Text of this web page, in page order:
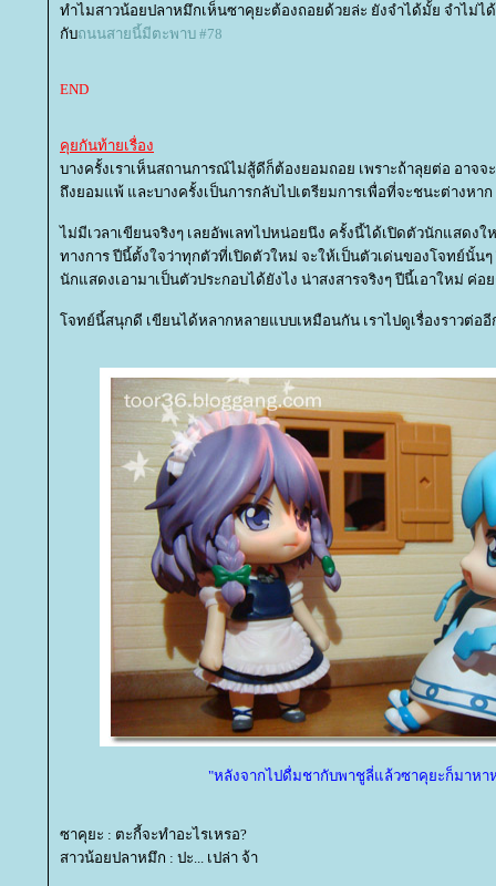
ทำไมสาวน้อยปลาหมึกเห็นซาคุยะต้องถอยด้วยล่ะ ยังจำได้มั้ย จำไม่
กับถนนสายนี้มีตะพาบ #78
END
คุยกันท้ายเรื่อง
บางครั้งเราเห็นสถานการณ์ไม่สู้ดีก็ต้องยอมถอย เพราะถ้าลุยต่อ อาจ
ถึงยอมแพ้ และบางครั้งเป็นการกลับไปเตรียมการเพื่อที่จะชนะต่างหาก
ไม่มีเวลาเขียนจริงๆ เลยอัพเลทไปหน่อยนึง ครั้งนี้ได้เปิดตัวนักแสดงใ
ทางการ ปีนี้ตั้งใจว่าทุกตัวที่เปิดตัวใหม่ จะให้เป็นตัวเด่นของโจทย์นั้น
นักแสดงเอามาเป็นตัวประกอบได้ยังไง น่าสงสารจริงๆ ปีนี้เอาใหม่ ค่อ
จทย์นี้สนุกดี เขียนได้หลากหลายแบบเหมือนกัน เราไปดูเรื่องราวต่อ
"หลังจากไปดื่มชากับพาชูลี่แล้วซาคุยะก็มาห
ซาคุยะ : ตะกี้จะทำอะไรเหรอ?
สาวน้อยปลาหมึก : ปะ... เปล่า จ้า